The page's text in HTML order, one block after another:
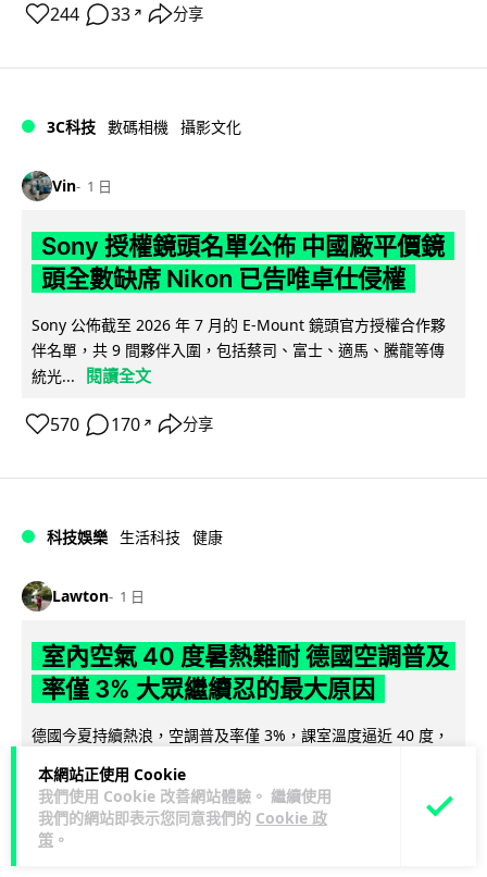
本網站正使用 Cookie
我們使用 Cookie 改善網站體驗。 繼續使用
我們的網站即表示您同意我們的 Cookie 政
策 。
244 33 ↗ 分享
3C科技 數碼相機 攝影文化
Vin 1 日
Sony 授權鏡頭名單公佈 中國廠平價鏡
頭全數缺席 Nikon 已告唯卓仕侵權
Sony 公佈截至 2026 年 7 月的 E-Mount 鏡頭官方授權合作夥
伴名單，共 9 間夥伴入圍，包括蔡司、富士、適馬、騰龍等傳
統光...
閱讀全文
570 170 ↗ 分享
科技娛樂 生活科技 健康
Lawton 1 日
室內空氣 40 度暑熱難耐 德國空調普及
率僅 3% 大眾繼續忍的最大原因
德國今夏持續熱浪，空調普及率僅 3%，課室溫度逼近 40 度，
抗拒安裝空調背後... 閱讀全文
136